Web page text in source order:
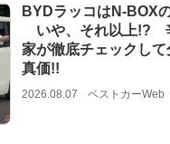
BYDラッコはN-BOX
いや、それ以上!?
家が徹底チェックし
真価!!
2026.08.07 ベストカーWeb